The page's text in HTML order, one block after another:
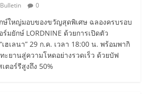
0
ษ์ใหญ่มอบของขวัญสุดพิเศษ ฉลองครบรอบ
ร์มยักษ์ LORDNINE ด้วยการเปิดตัว
ฮเลนา” 29 ก.ค. เวลา 18:00 น. พร้อมพากิ
ะยานสู่ความโหดอย่างรวดเร็ว ด้วยบัฟ
ตอร์รีสูงถึง 50%